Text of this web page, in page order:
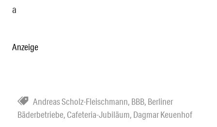
a
Anzeige
Andreas Scholz-Fleischmann, BBB, Berliner
Bäderbetriebe, Cafeteria-Jubiläum, Dagmar Keuenhof